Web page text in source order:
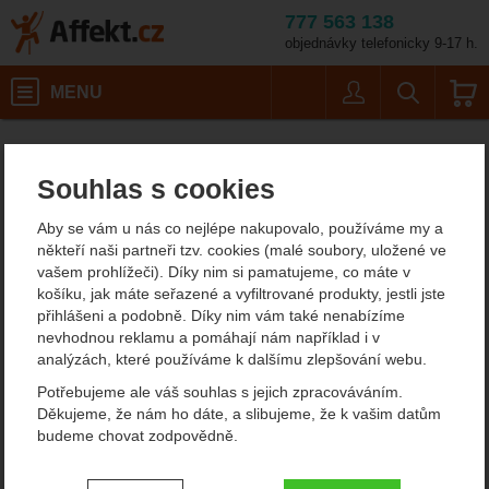
Souhlas s cookies
Aby se vám u nás co nejlépe nakupovalo, používáme my a
někteří naši partneři tzv. cookies (malé soubory, uložené ve
vašem prohlížeči). Díky nim si pamatujeme, co máte v
košíku, jak máte seřazené a vyfiltrované produkty, jestli jste
přihlášeni a podobně. Díky nim vám také nenabízíme
nevhodnou reklamu a pomáhají nám například i v
analýzách, které používáme k dalšímu zlepšování webu.
Potřebujeme ale váš souhlas s jejich zpracováváním.
Děkujeme, že nám ho dáte, a slibujeme, že k vašim datům
budeme chovat zodpovědně.
Nastavení souhlasů s kategoriemi
777 563 138
objednávky telefonicky 9-17 h.
MENU
Barva: grey
Petzl William Triact-Lock
Fotografie